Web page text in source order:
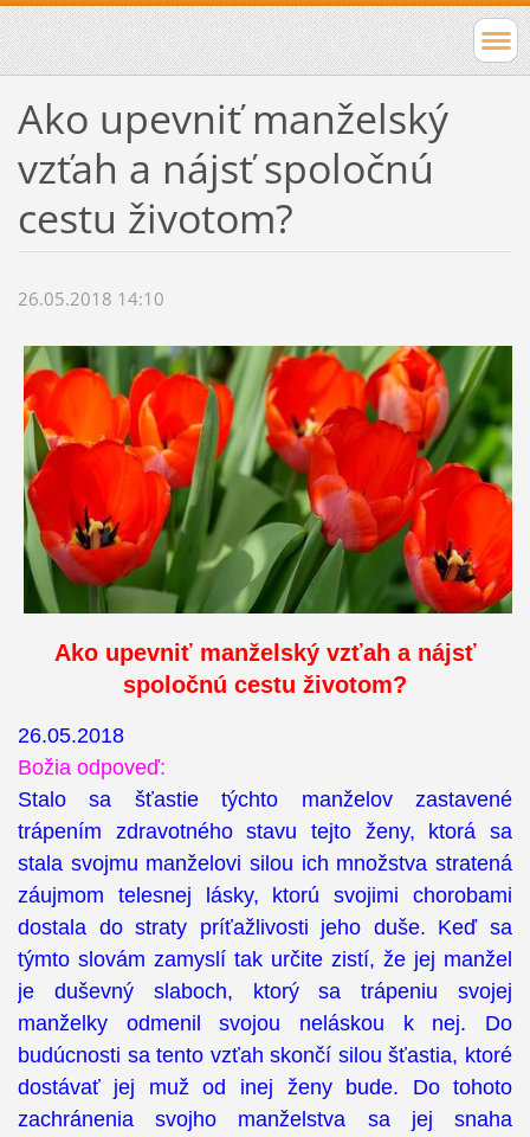
Ako upevniť manželský
vzťah a nájsť spoločnú
cestu životom?
26.05.2018 14:10
Ako upevniť manželský vzťah a nájsť
spoločnú cestu životom?
26.05.2018
Božia odpoveď:
Stalo sa šťastie týchto manželov zastavené
trápením zdravotného stavu tejto ženy, ktorá sa
stala svojmu manželovi silou ich množstva stratená
záujmom telesnej lásky, ktorú svojimi chorobami
dostala do straty príťažlivosti jeho duše. Keď sa
týmto slovám zamyslí tak určite zistí, že jej manžel
je duševný slaboch, ktorý sa trápeniu svojej
manželky odmenil svojou neláskou k nej. Do
budúcnosti sa tento vzťah skončí silou šťastia, ktoré
dostávať jej muž od inej ženy bude. Do tohoto
zachránenia svojho manželstva sa jej snaha